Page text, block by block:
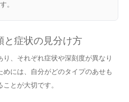
。
と症状の見分け方
、それぞれ症状や深刻度が異なり
めには、自分がどのタイプのあせも
とが大切です。